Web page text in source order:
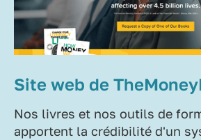
Site web de
Nos livres et nos outils de
apportent la crédibilité d'un